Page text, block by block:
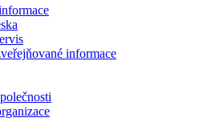
informace